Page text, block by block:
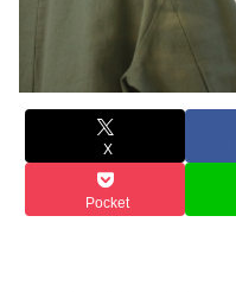
X
Pocket